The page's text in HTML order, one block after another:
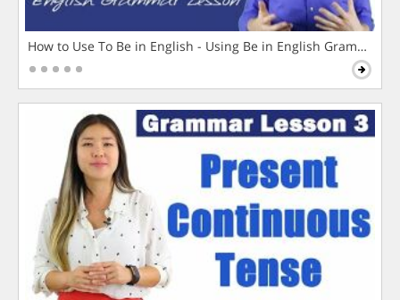
How to Use To Be in English - Using Be in English Grammar